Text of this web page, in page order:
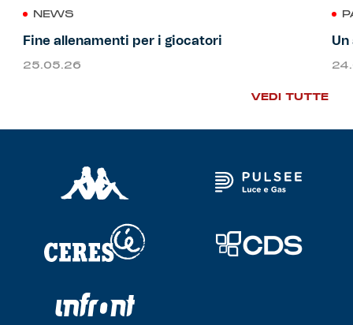
NEWS
Fine allenamenti per i giocatori
25.05.26
Un
VEDI TUTTE